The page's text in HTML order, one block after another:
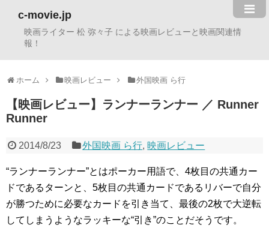
c-movie.jp
映画ライター 松 弥々子 による映画レビューと映画関連情
報！
ホーム 映画レビュー 外国映画 ら行
【映画レビュー】ランナーランナー ／ Runner
Runner
2014/8/23 外国映画 ら行, 映画レビュー
“ランナーランナー”とはポーカー用語で、4枚目の共通カー
ドであるターンと、5枚目の共通カードであるリバーで自分
が勝つために必要なカードを引き当て、最後の2枚で大逆転
してしまうようなラッキーな“引き”のことだそうです。